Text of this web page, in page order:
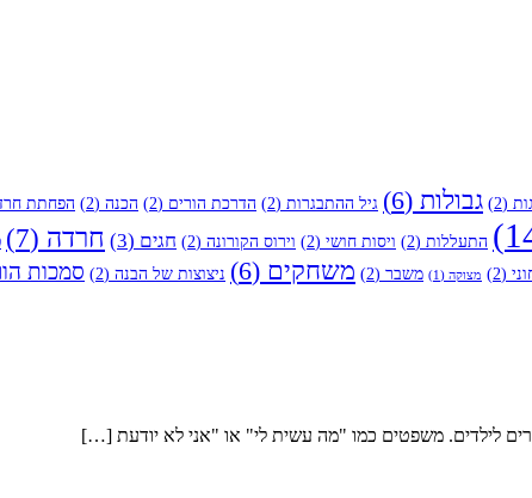
(2) גבולות (6) גיל ההתבגרות (2) הדרכת הורים (2) הכנה (2) הפחתת
התעללות (2) ויסות חושי (2) וירוס הקורונה (2) חגים (3) חרדה (7)
(2) מצוקה (1) משבר (2) משחקים (6) ניצוצות של הבנה (2) סמכות
לילדים. משפטים כמו "מה עשית לי" או "אני לא יודעת […]